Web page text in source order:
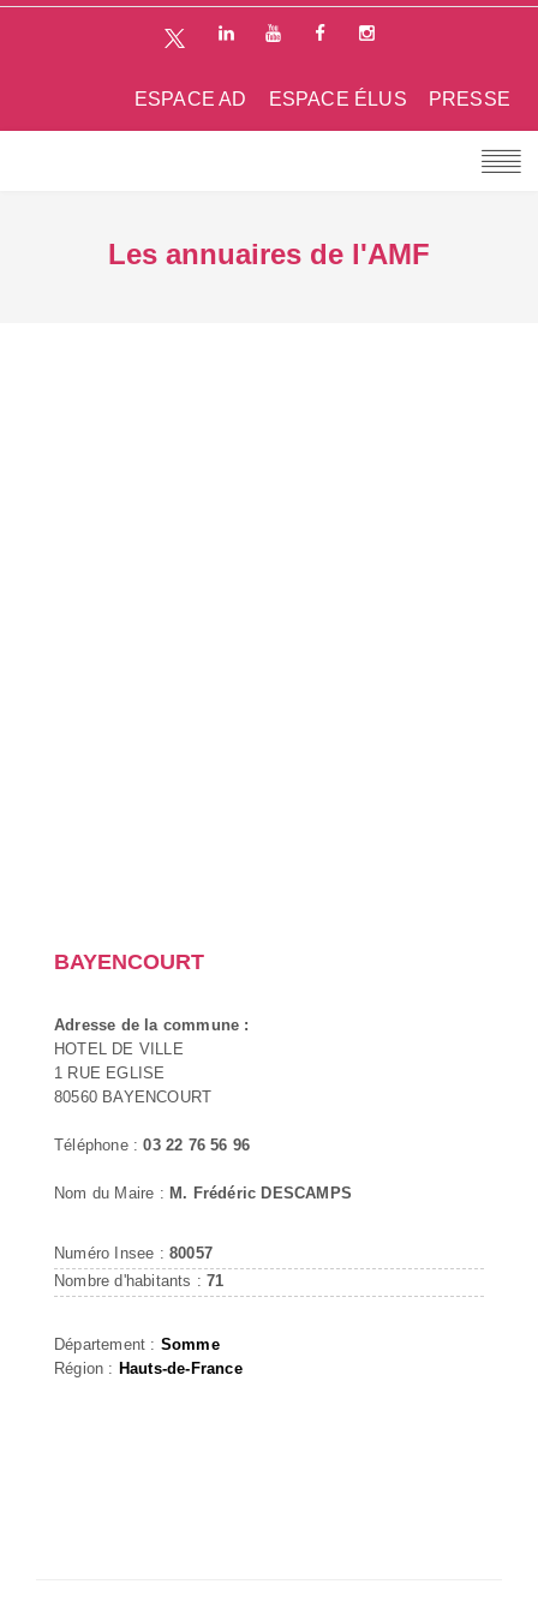
PRESSE
ESPACE ÉLUS
ESPACE AD
Les annuaires de l'AMF
BAYENCOURT
Adresse de la commune :
HOTEL DE VILLE
1 RUE EGLISE
80560 BAYENCOURT
Téléphone :03 22 76 56 96
Nom du Maire : M. Frédéric DESCAMPS
Numéro Insee : 80057
Nombre d'habitants :71
Département : Somme
Région : Hauts-de-France